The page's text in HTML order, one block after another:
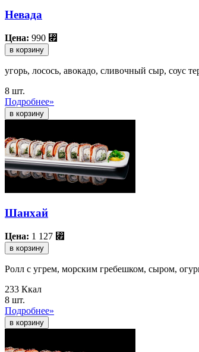
Невада
Цена: 990 ⃏
в корзину
угорь, лосось, авокадо, сливочный сыр, соус
8 шт.
Подробнее»
Шанхай
Цена: 1 127 ⃏
в корзину
Ролл с угрем, морским гребешком, сыром,
233 Ккал
8 шт.
Подробнее»